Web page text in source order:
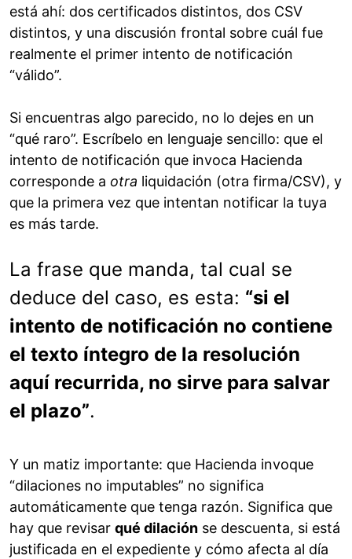
está ahí: dos certificados distintos, dos CSV
distintos, y una discusión frontal sobre cuál fue
realmente el primer intento de notificación
“válido”.
Si encuentras algo parecido, no lo dejes en un
“qué raro”. Escríbelo en lenguaje sencillo: que el
intento de notificación que invoca Hacienda
corresponde a otra liquidación (otra firma/CSV), y
que la primera vez que intentan notificar la tuya
es más tarde.
La frase que manda, tal cual se
deduce del caso, es esta: “si el
intento de notificación no contiene
el texto íntegro de la resolución
aquí recurrida, no sirve para salvar
el plazo”.
Y un matiz importante: que Hacienda invoque
“dilaciones no imputables” no significa
automáticamente que tenga razón. Significa que
hay que revisar qué dilación se descuenta, si está
justificada en el expediente y cómo afecta al día